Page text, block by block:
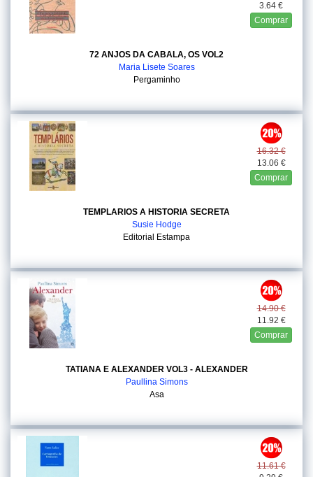
3.64 €
Comprar
72 ANJOS DA CABALA, OS VOL2
Maria Lisete Soares
Pergaminho
16.32 €
13.06 €
Comprar
TEMPLARIOS A HISTORIA SECRETA
Susie Hodge
Editorial Estampa
14.90 €
11.92 €
Comprar
TATIANA E ALEXANDER VOL3 - ALEXANDER
Paullina Simons
Asa
11.61 €